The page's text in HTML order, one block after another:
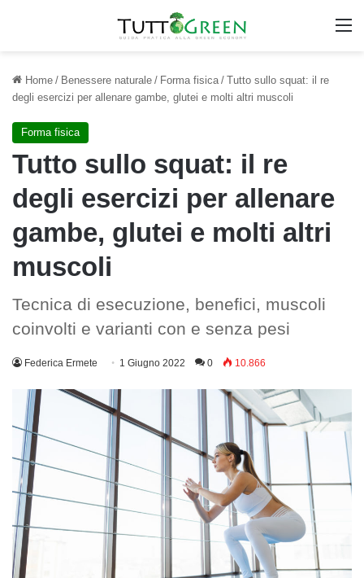
Home / Benessere naturale / Forma fisica / Tutto sullo squat: il re
degli esercizi per allenare gambe, glutei e molti altri muscoli
Forma fisica
Tutto sullo squat: il re
degli esercizi per allenare
gambe, glutei e molti altri
muscoli
Tecnica di esecuzione, benefici, muscoli
coinvolti e varianti con e senza pesi
Federica Ermete 1 Giugno 2022 0 10.866